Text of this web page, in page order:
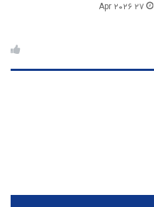
۲۷ Apr ۲۰۲۶